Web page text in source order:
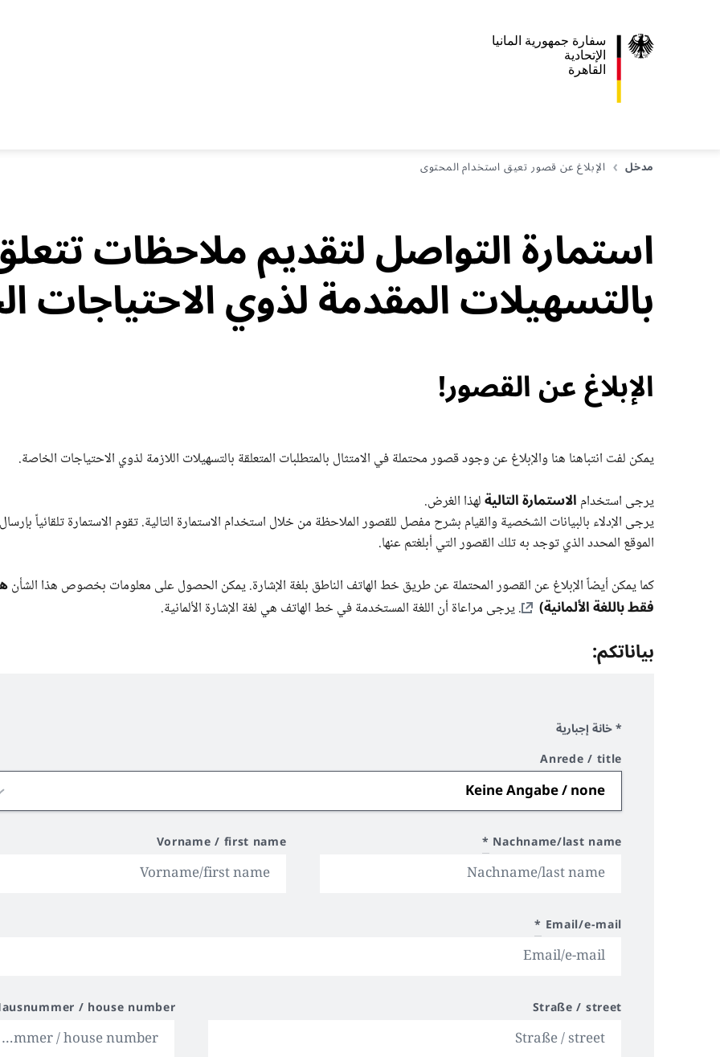
سفارة جمهورية المانيا
اﻹتحادية
القاهرة
مدخل الإبلاغ عن قصور تعيق استخدام المحتوى
استمارة التواصل لتقديم ملاحظات
بالتسهيلات المقدمة لذوي الاحتياجات
الإبلاغ عن القصور!
يمكن لفت انتباهنا هنا والإبلاغ عن وجود قصور محتملة في الامتثال بالمتطلبات المتعلقة بالتسهيلات اللازمة لذوي الاحتياجات الخاصة.
يرجى استخدام الاستمارة التاليةلهذا الغرض.
يرجى الإدلاء بالبيانات الشخصية والقيام بشرح مفصل للقصور الملاحظة من خلال استخدام الاستمارة التالية. تقوم الاستمارة تلقائياً
الموقع المحدد الذي توجد به تلك القصور التي أبلغتم عنها.
كما يمكن أيضاً الإبلاغ عن القصور المحتملة عن طريق خط الهاتف الناطق بلغة الإشارة. يمكن الحصول على معلومات بخصوص هذا الشأن
فقط باللغة الألمانية) . يرجى مراعاة أن اللغة المستخدمة في خط الهاتف هي لغة الإشارة الألمانية.
بياناتكم:
* خانة إجبارية
Anrede / title
Nachname/last name
*
Vorname / first name
Email/e-mail
*
Straße / street
/ house number